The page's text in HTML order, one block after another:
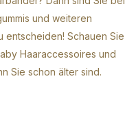
und weiteren
entscheiden! Schauen Sie
Haaraccessoires und
Sie schon älter sind.